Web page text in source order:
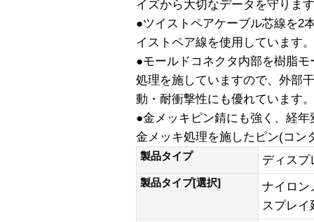
イズから大切なデータを守りま
●ツイストペアケーブル芯線を2
イストペア線を使用しています。
●モールドコネクタ内部を樹脂
処理を施していますので、外部
動・耐衝撃性にも優れています。
●金メッキピン錆にも強く、経
金メッキ処理を施したピン(コン
製品タイプ ディスプ
製品タイプ[選択]
ナイロン
スプレイ